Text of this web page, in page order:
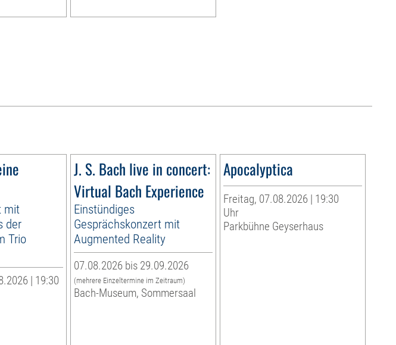
mit
der
Trio
| 19:30
J. S. Bach live in concert:
Virtual Bach Experience
Einstündiges
Gesprächskonzert mit
Augmented Reality
07.08.2026 bis 29.09.2026
(mehrere Einzeltermine im Zeitraum)
Bach-Museum, Sommersaal
Apocalyptica
Freitag, 07.08.2026 | 19:30
Uhr
Parkbühne Geyserhaus